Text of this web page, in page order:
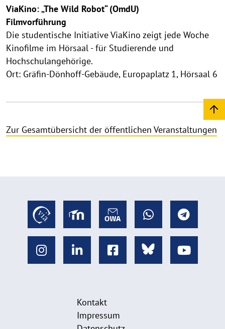
ViaKino: „The Wild Robot“ (OmdU)
Filmvorführung
Die studentische Initiative ViaKino zeigt jede Woche
Kinofilme im Hörsaal - für Studierende und
Hochschulangehörige.
Ort: Gräfin-Dönhoff-Gebäude, Europaplatz 1, Hörsaal 6
Zur Gesamtübersicht der öffentlichen Veranstaltungen
Kontakt
Impressum